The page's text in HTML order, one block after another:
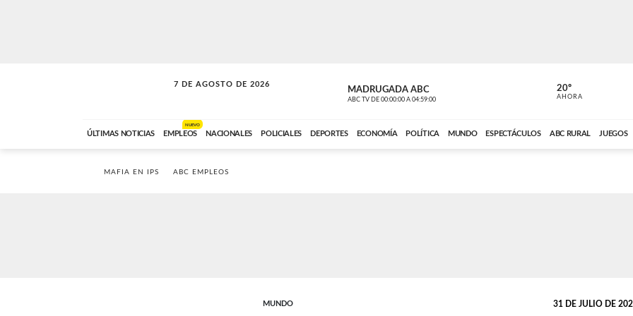
7 DE AGOSTO DE 2026
SOLO MÚSICA MADRUGADA ABC
ABC TV DE 00:00:00 A 04:59:00 ABC CARDINAL
20º
AHORA
ÚLTIMAS NOTICIAS EMPLEOS
NUEVO
NACIONALES POLICIALES DEPORTES ECONOMÍA POLÍTICA MUNDO ESPECTÁCULOS ABC RURAL JUEGOS
MAFIA EN IPS ABC EMPLEOS
MUNDO 31 DE JULIO DE